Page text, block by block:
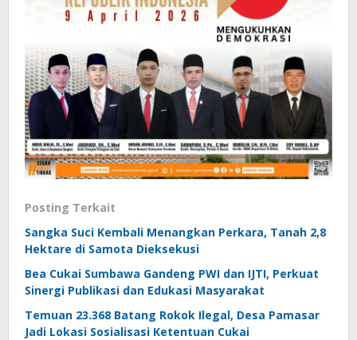
Posting Terkait
Sangka Suci Kembali Menangkan Perkara, Tanah 2,8
Hektare di Samota Dieksekusi
Bea Cukai Sumbawa Gandeng PWI dan IJTI, Perkuat
Sinergi Publikasi dan Edukasi Masyarakat
Temuan 23.368 Batang Rokok Ilegal, Desa Pamasar
Jadi Lokasi Sosialisasi Ketentuan Cukai